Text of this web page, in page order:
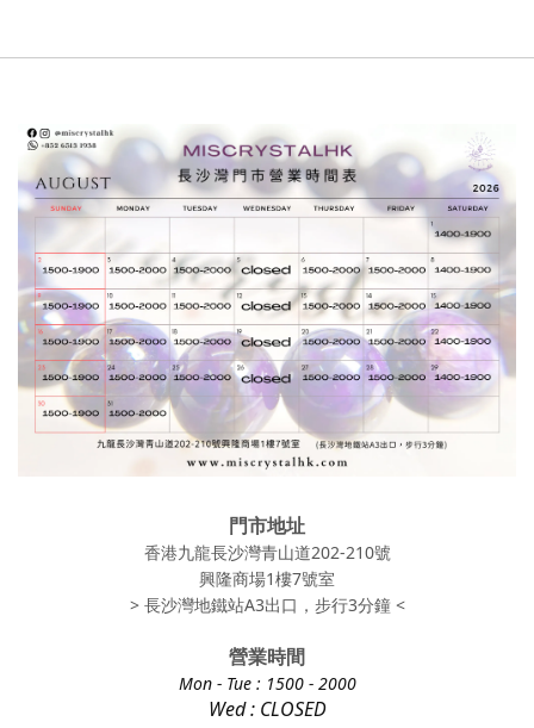
門市地址
香港九龍長沙灣青山道202-210號
興隆商場1樓7號室
> 長沙灣地鐵站A3出口，步行3分鐘 <
營業時間
Mon - Tue: 1500 - 2000
Wed : CLOSED